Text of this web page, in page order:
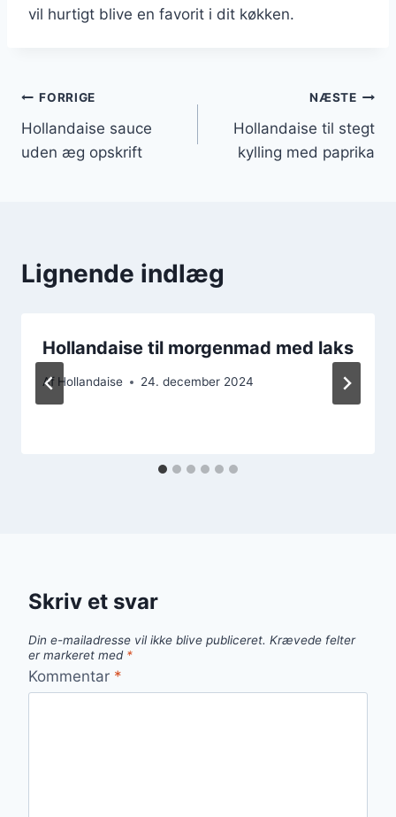
vil hurtigt blive en favorit i dit køkken.
Indlægsnavigation
FORRIGE
Hollandaise sauce
uden æg opskrift
NÆSTE
Hollandaise til stegt
kylling med paprika
Lignende indlæg
Hollandaise til morgenmad med laks
Af Hollandaise 24. december 2024
Skriv et svar
Din e-mailadresse vil ikke blive publiceret. Krævede felter
er markeret med *
Kommentar *